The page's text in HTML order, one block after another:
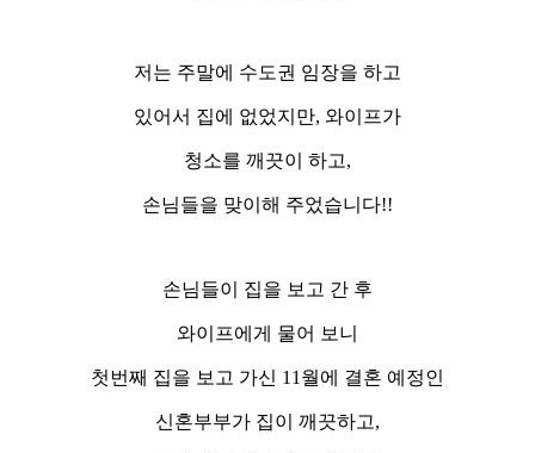
저는 주말에 수도권 임장을 하고
있어서 집에 없었지만, 와이프가
청소를 깨끗이 하고,
손님들을 맞이해 주었습니다!!
손님들이 집을 보고 간 후
와이프에게 물어 보니
첫번째 집을 보고 가신 11월에 결혼 예정인
신혼부부가 집이 깨끗하고,